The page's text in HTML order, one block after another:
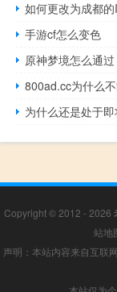
如何更改为成都
手游cf怎么变色
原神梦境怎么通过
800ad.cc为什么
为什么还是处于
Copyright © 2012 - 2026
站地
声明：本站内容来自互联